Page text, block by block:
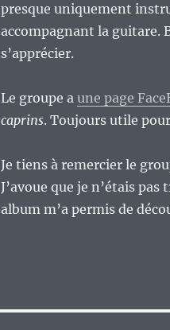
presque uniquement
accompagnant la guitare.
s’apprécier.
Le groupe a une page
caprins. Toujours utile
Je tiens à remercier le
J’avoue que je n’étais
album m’a permis de